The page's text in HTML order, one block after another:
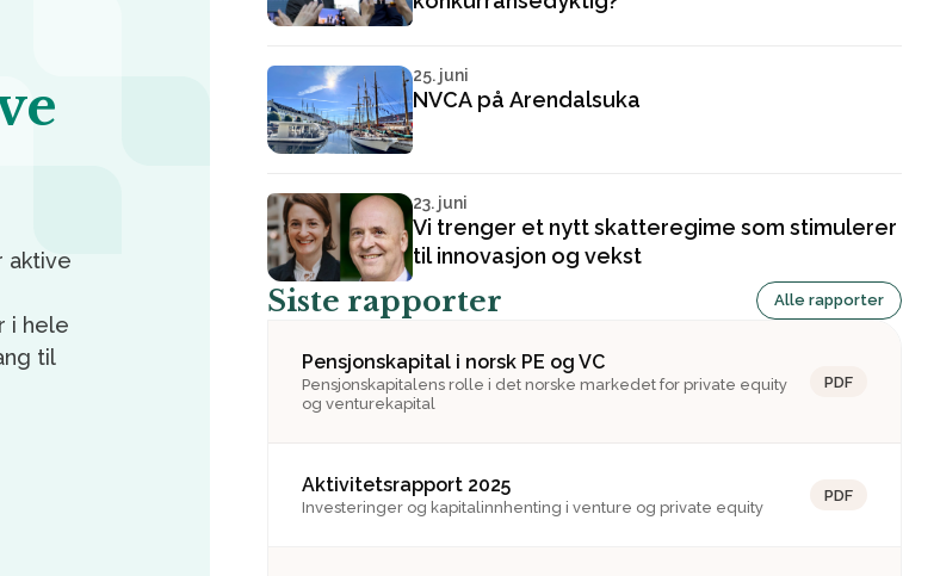
aktive
i hele
til
25. juni
NVCA på Arendalsuka
23. juni
Vi trenger et nytt skatteregime som stimulerer
til innovasjon og vekst
Siste rapporter Alle rapporter
Pensjonskapital i norsk PE og VC
Pensjonskapitalens rolle i det norske markedet for private equity
og venturekapital
PDF
Aktivitetsrapport 2025
Investeringer og kapitalinnhenting i venture og private equity
PDF